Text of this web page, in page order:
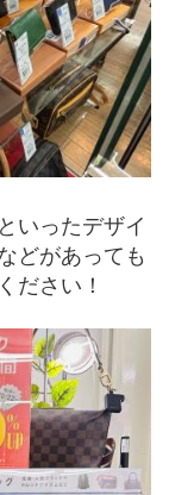
いったデザイ
どがあっても
ださい！